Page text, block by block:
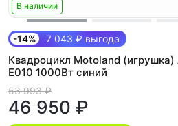
В наличии
-14% 7 043 ₽ выгода
Квадроцикл Motoland (игрушка)
E010 1000Вт синий
53 993 ₽
46 950 ₽